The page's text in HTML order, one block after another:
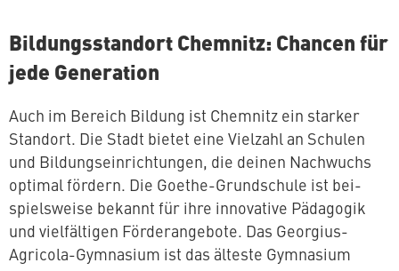
Bil­dungs­stand­ort Chemnitz: Chancen für
jede Generation
Auch im Bereich Bildung ist Chemnitz ein starker
Standort. Die Stadt bietet eine Vielzahl an Schulen
und Bil­dungs­ein­rich­tun­gen, die deinen Nachwuchs
optimal fördern. Die Goethe-Grund­schu­le ist bei­
spiels­wei­se bekannt für ihre in­no­va­ti­ve Pädagogik
und viel­fäl­ti­gen För­der­an­ge­bo­te. Das Georgius-
Agricola-Gymnasium ist das älteste Gymnasium